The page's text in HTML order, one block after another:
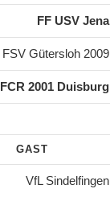
FF USV Jena
FSV Gütersloh 2009
FCR 2001 Duisburg
GAST
VfL Sindelfingen